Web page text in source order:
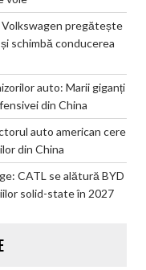
pregătește
schimbă conducerea
auto: Marii giganți
din China
auto american cere
din China
CATL se alătură BYD
solid-state în 2027